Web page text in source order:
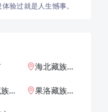
验过就是人生憾事。
海北藏族自治州
州 果洛藏族自治州